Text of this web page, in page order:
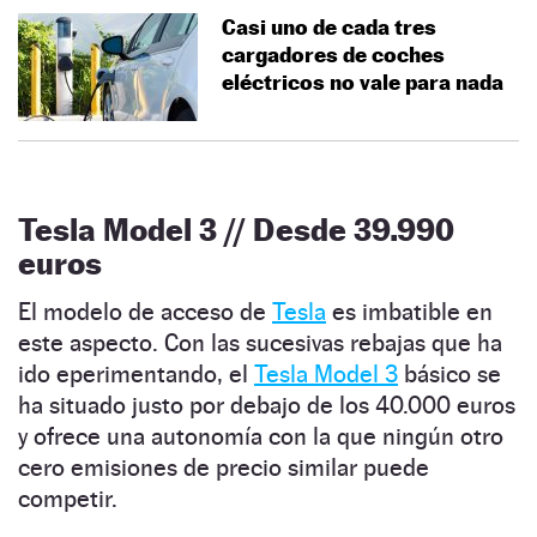
Casi uno de cada tres
cargadores de coches
eléctricos no vale para nada
Tesla Model 3 // Desde 39.990
euros
El modelo de acceso de Tesla es imbatible en
este aspecto. Con las sucesivas rebajas que ha
ido eperimentando, el Tesla Model 3 básico se
ha situado justo por debajo de los 40.000 euros
y ofrece una autonomía con la que ningún otro
cero emisiones de precio similar puede
competir.